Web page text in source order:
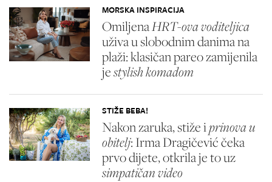
MORSKA INSPIRACIJA
OmiljenaHRT-ova voditeljica
uživa u slobodnim danima na
plaži: klasičan pareo zamijenila
jestylish komadom
STIŽE BEBA!
Nakon zaruka, stiže iprinova u
obitelj: Irma Dragičević čeka
prvo dijete, otkrila je to uz
simpatičan video